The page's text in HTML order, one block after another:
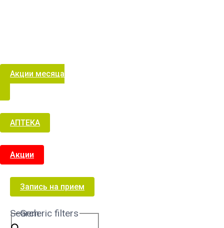
Акции месяца
АПТЕКА
Акции
Запись на прием
Search
Generic filters